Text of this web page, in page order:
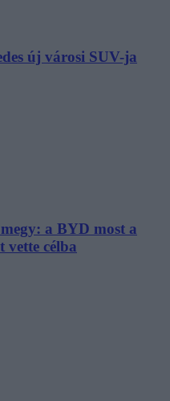
új városi SUV-ja
a BYD most a
vette célba